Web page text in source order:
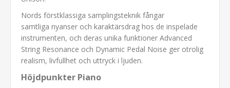
Nords förstklassiga samplingsteknik fångar
samtliga nyanser och karaktärsdrag hos de inspelade
instrumenten, och deras unika funktioner Advanced
String Resonance och Dynamic Pedal Noise ger otrolig
realism, livfullhet och uttryck i ljuden.
Höjdpunkter Piano